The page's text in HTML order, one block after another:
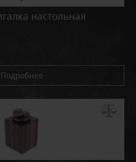
настольная
Подробнее